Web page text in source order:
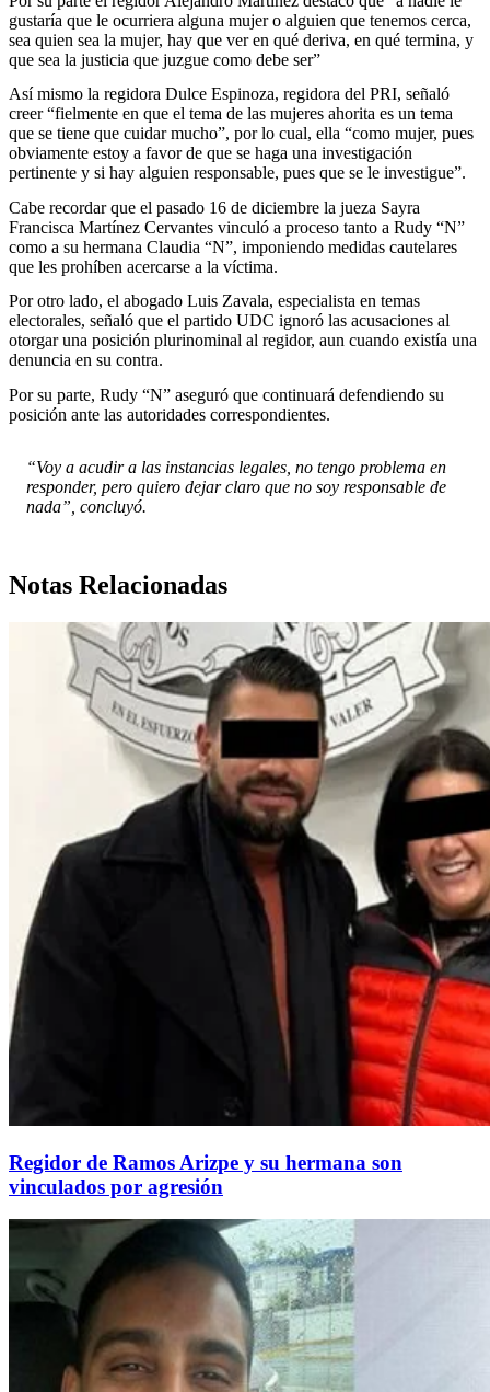
gustaría que le ocurriera alguna mujer o alguien que tenemos cerca,
sea quien sea la mujer, hay que ver en qué deriva, en qué termina, y
que sea la justicia que juzgue como debe ser”
Así mismo la regidora Dulce Espinoza, regidora del PRI, señaló
creer “fielmente en que el tema de las mujeres ahorita es un tema
que se tiene que cuidar mucho”, por lo cual, ella “como mujer, pues
obviamente estoy a favor de que se haga una investigación
pertinente y si hay alguien responsable, pues que se le investigue”.
Cabe recordar que el pasado 16 de diciembre la jueza Sayra
Francisca Martínez Cervantes vinculó a proceso tanto a Rudy “N”
como a su hermana Claudia “N”, imponiendo medidas cautelares
que les prohíben acercarse a la víctima.
Por otro lado, el abogado Luis Zavala, especialista en temas
electorales, señaló que el partido UDC ignoró las acusaciones al
otorgar una posición plurinominal al regidor, aun cuando existía una
denuncia en su contra.
Por su parte, Rudy “N” aseguró que continuará defendiendo su
posición ante las autoridades correspondientes.
“Voy a acudir a las instancias legales, no tengo problema en
responder, pero quiero dejar claro que no soy responsable de
nada”, concluyó.
Notas Relacionadas
Regidor de Ramos Arizpe y su hermana son
vinculados por agresión